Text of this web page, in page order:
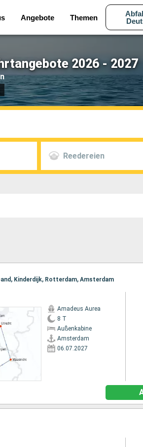
Angebote Themen
2026 - 2027
Reedereien
Kinderdijk, Rotterdam, Amsterdam
Amadeus Aurea
8 T
Außenkabine
Amsterdam
06.07.2027